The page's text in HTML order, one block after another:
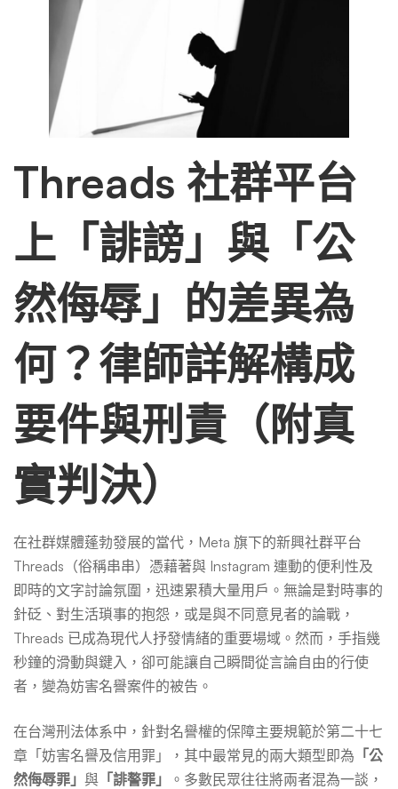
哪？
律
師
以
實
際
判
決
案
例
解
Threads 社群平台
上「誹謗」與「公
然侮辱」的差異為
何？律師詳解構成
要件與刑責（附真
實判決）
在社群媒體蓬勃發展的當代，Meta 旗下的新興社群平台
Threads（俗稱串串）憑藉著與 Instagram 連動的便利性及
即時的文字討論氛圍，迅速累積大量用戶。無論是對時事的
針砭、對生活瑣事的抱怨，或是與不同意見者的論戰，
Threads 已成為現代人抒發情緒的重要場域。然而，手指幾
秒鐘的滑動與鍵入，卻可能讓自己瞬間從言論自由的行使
者，變為妨害名譽案件的被告。
在台灣刑法体系中，針對名譽權的保障主要規範於第二十七
章「妨害名譽及信用罪」，其中最常見的兩大類型即為 「公
然侮辱罪」 與 「誹謷罪」
。多數民眾往往將兩者混為一談，